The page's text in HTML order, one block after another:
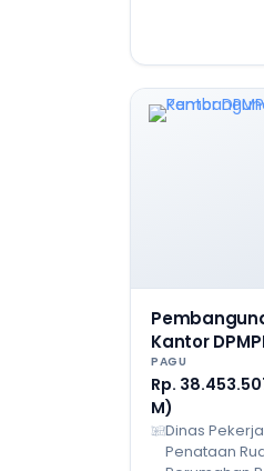
Kantor
PAGU
Rp.
M)
Dinas
Penataan